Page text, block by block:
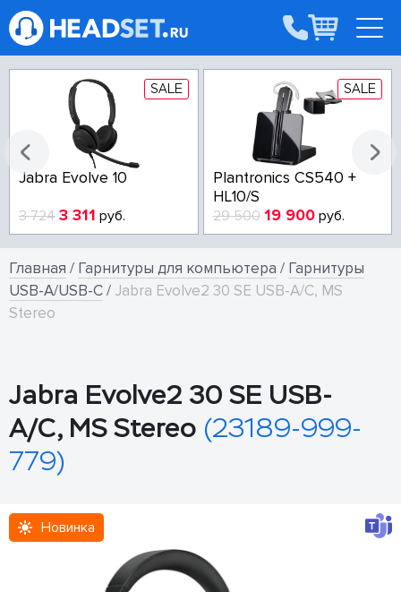
SALE
Jabra Evolve 10
3 724 3 311 руб.
SALE
Plantronics CS540 +
HL10/S
29 500 19 900руб.
Главная / Гарнитуры для компьютера / Гарнитуры
USB-A/USB-C/ Jabra Evolve2 30 SE USB-A/C, MS
Stereo
Jabra Evolve2 30 SE USB-
A/C, MS Stereo (23189-999-
779)
Новинка